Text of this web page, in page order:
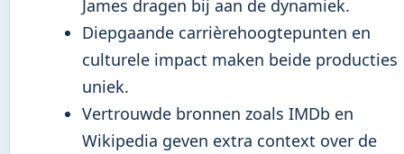
James dragen bij aan de dynamiek.
Diepgaande carrièrehoogtepunten en
culturele impact maken beide producties
uniek.
Vertrouwde bronnen zoals IMDb en
Wikipedia geven extra context over de